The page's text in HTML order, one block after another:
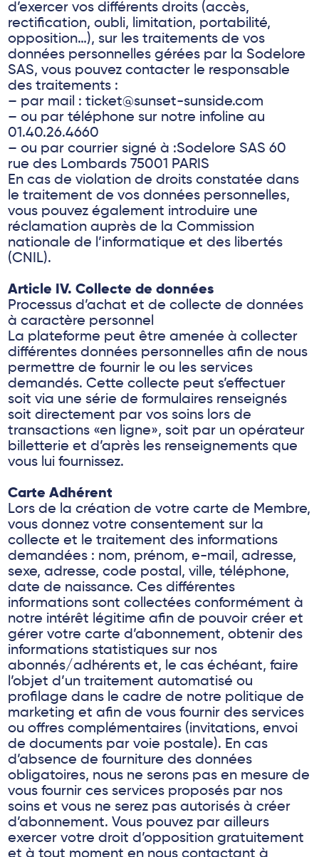
d’exercer vos différents droits (accès,
rectification, oubli, limitation, portabilité,
opposition…), sur les traitements de vos
données personnelles gérées par la Sodelore
SAS, vous pouvez contacter le responsable
des traitements :
– par mail : ticket@sunset-sunside.com
– ou par téléphone sur notre infoline au
01.40.26.4660
– ou par courrier signé à :Sodelore SAS 60
rue des Lombards 75001 PARIS
En cas de violation de droits constatée dans
le traitement de vos données personnelles,
vous pouvez également introduire une
réclamation auprès de la Commission
nationale de l’informatique et des libertés
(CNIL).
Article IV. Collecte de données
Processus d’achat et de collecte de données
à caractère personnel
La plateforme peut être amenée à collecter
différentes données personnelles afin de nous
permettre de fournir le ou les services
demandés. Cette collecte peut s’effectuer
soit via une série de formulaires renseignés
soit directement par vos soins lors de
transactions «en ligne», soit par un opérateur
billetterie et d’après les renseignements que
vous lui fournissez.
Carte Adhérent
Lors de la création de votre carte de Membre,
vous donnez votre consentement sur la
collecte et le traitement des informations
demandées : nom, prénom, e-mail, adresse,
sexe, adresse, code postal, ville, téléphone,
date de naissance. Ces différentes
informations sont collectées conformément à
notre intérêt légitime afin de pouvoir créer et
gérer votre carte d’abonnement, obtenir des
informations statistiques sur nos
abonnés/adhérents et, le cas échéant, faire
l’objet d’un traitement automatisé ou
profilage dans le cadre de notre politique de
marketing et afin de vous fournir des services
ou offres complémentaires (invitations, envoi
de documents par voie postale). En cas
d’absence de fourniture des données
obligatoires, nous ne serons pas en mesure de
vous fournir ces services proposés par nos
soins et vous ne serez pas autorisés à créer
d’abonnement. Vous pouvez par ailleurs
exercer votre droit d’opposition gratuitement
et à tout moment en nous contactant à